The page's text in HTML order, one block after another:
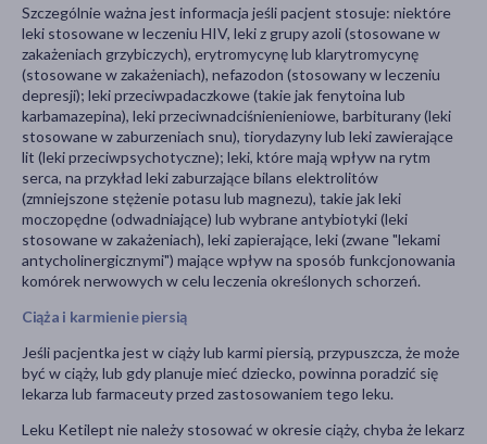
Szczególnie ważna jest informacja jeśli pacjent stosuje: niektóre
leki stosowane w leczeniu HIV, leki z grupy azoli (stosowane w
zakażeniach grzybiczych), erytromycynę lub klarytromycynę
(stosowane w zakażeniach), nefazodon (stosowany w leczeniu
depresji); leki przeciwpadaczkowe (takie jak fenytoina lub
karbamazepina), leki przeciwnadciśnienieniowe, barbiturany (leki
stosowane w zaburzeniach snu), tiorydazyny lub leki zawierające
lit (leki przeciwpsychotyczne); leki, które mają wpływ na rytm
serca, na przykład leki zaburzające bilans elektrolitów
(zmniejszone stężenie potasu lub magnezu), takie jak leki
moczopędne (odwadniające) lub wybrane antybiotyki (leki
stosowane w zakażeniach), leki zapierające, leki (zwane "lekami
antycholinergicznymi") mające wpływ na sposób funkcjonowania
komórek nerwowych w celu leczenia określonych schorzeń.
Ciąża i karmienie piersią
Jeśli pacjentka jest w ciąży lub karmi piersią, przypuszcza, że może
być w ciąży, lub gdy planuje mieć dziecko, powinna poradzić się
lekarza lub farmaceuty przed zastosowaniem tego leku.
Leku Ketilept nie należy stosować w okresie ciąży, chyba że lekarz